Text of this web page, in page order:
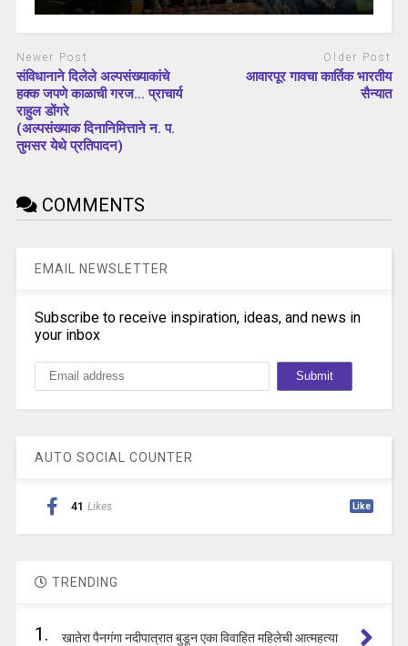
Newer Post
संविधानाने दिलेले अल्पसंख्याकांचे
हक्क जपणे काळाची गरज… प्राचार्य
राहुल डोंगरे
(अल्पसंख्याक दिनानिमित्ताने न. प.
तुमसर येथे प्रतिपादन)
Older Post
आवारपूर गावचा कार्तिक भारतीय
सैन्यात
COMMENTS
EMAIL NEWSLETTER
Subscribe to receive inspiration, ideas, and news in
your inbox
AUTO SOCIAL COUNTER
41 Likes Like
TRENDING
1. खातेरा पैनगंगा नदीपात्रात बुडून एका विवाहित महिलेची आत्महत्या